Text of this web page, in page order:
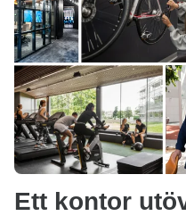
Ett kontor